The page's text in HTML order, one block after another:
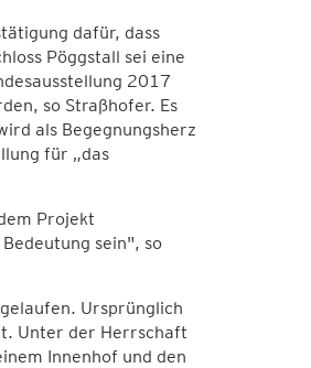
dafür, dass
Pöggstall sei eine
2017
so Straßhofer. Es
als Begegnungsherz
für „das
Projekt
sein", so
Ursprünglich
Unter der Herrschaft
Innenhof und den